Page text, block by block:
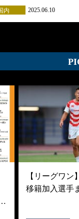
内 2025.06.10
【リーグワン
移籍加入選手